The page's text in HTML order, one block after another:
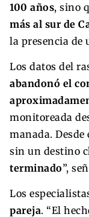
100 años, sino
más al sur de
la presencia de
Los datos del
abandonó el
monitoreada
manada.
sin un destino
terminado”,
Los
pareja. “El